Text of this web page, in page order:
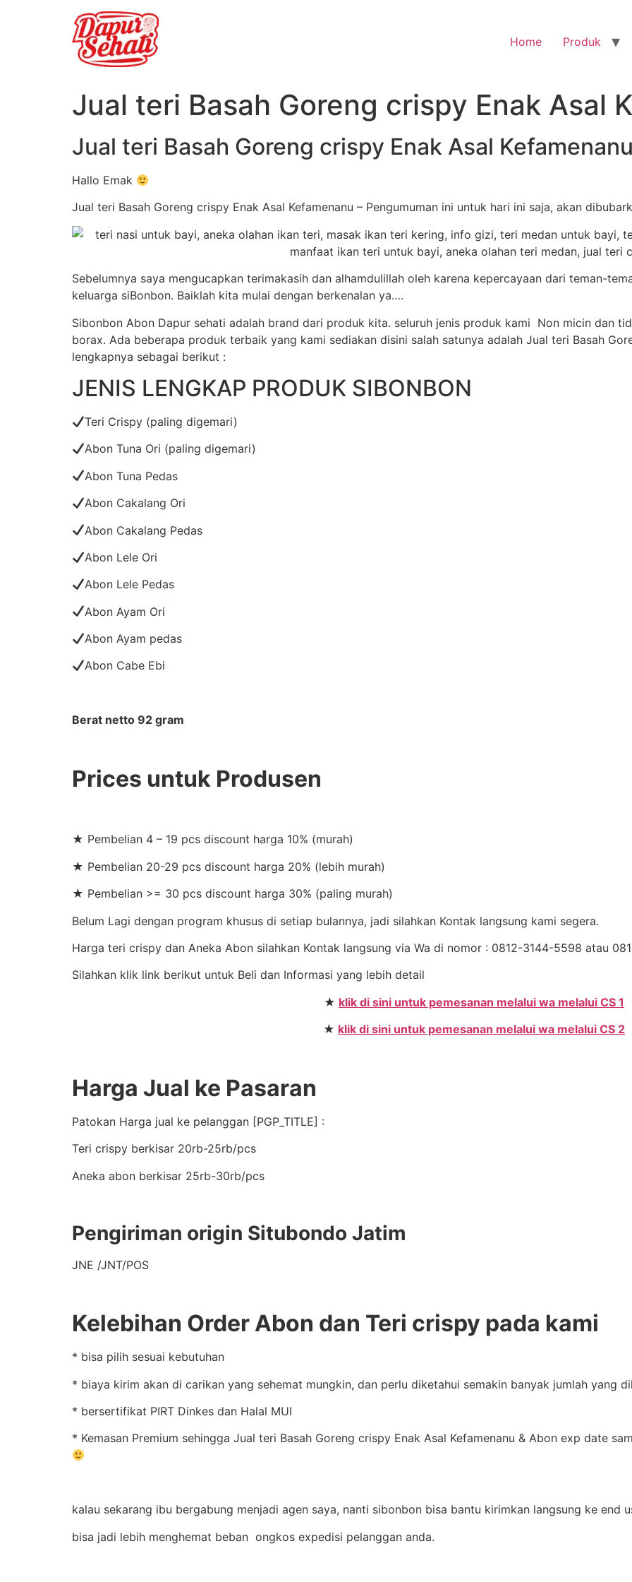
Home Produk
Jual teri Basah Goreng crispy Enak Asal
Jual teri Basah Goreng crispy Enak Asal Kefamenanu
Hallo Emak
Jual teri Basah Goreng crispy Enak Asal Kefamenanu – Pengumuman ini untuk hari ini saja, akan
Sebelumnya saya mengucapkan terimakasih dan alhamdulillah oleh karena kepercayaan dari teman-
keluarga siBonbon. Baiklah kita mulai dengan berkenalan ya….
Sibonbon Abon Dapur sehati adalah brand dari produk kita. seluruh jenis produk kami Non micin dan
borax. Ada beberapa produk terbaik yang kami sediakan disini salah satunya adalah Jual teri Basah
lengkapnya sebagai berikut :
JENIS LENGKAP PRODUK SIBONBON
Teri Crispy (paling digemari)
Abon Tuna Ori (paling digemari)
Abon Tuna Pedas
Abon Cakalang Ori
Abon Cakalang Pedas
Abon Lele Ori
Abon Lele Pedas
Abon Ayam Ori
Abon Ayam pedas
Abon Cabe Ebi
Berat netto 92 gram
Prices untuk Produsen
★ Pembelian 4 – 19 pcs discount harga 10% (murah)
★ Pembelian 20-29 pcs discount harga 20% (lebih murah)
★ Pembelian >= 30 pcs discount harga 30% (paling murah)
Belum Lagi dengan program khusus di setiap bulannya, jadi silahkan Kontak langsung kami segera.
Harga teri crispy dan Aneka Abon silahkan Kontak langsung via Wa di nomor : 0812-3144-5598 atau
Silahkan klik link berikut untuk Beli dan Informasi yang lebih detail
★ klik di sini untuk pemesanan melalui wa melalui CS 1
★ klik di sini untuk pemesanan melalui wa melalui CS 2
Harga Jual ke Pasaran
Patokan Harga jual ke pelanggan [PGP_TITLE] :
Teri crispy berkisar 20rb-25rb/pcs
Aneka abon berkisar 25rb-30rb/pcs
Pengiriman origin Situbondo Jatim
JNE /JNT/POS
Kelebihan Order Abon dan Teri crispy pada kami
* bisa pilih sesuai kebutuhan
* biaya kirim akan di carikan yang sehemat mungkin, dan perlu diketahui semakin banyak jumlah yang
* bersertifikat PIRT Dinkes dan Halal MUI
* Kemasan Premium sehingga Jual teri Basah Goreng crispy Enak Asal Kefamenanu & Abon exp date
kalau sekarang ibu bergabung menjadi agen saya, nanti sibonbon bisa bantu kirimkan langsung ke end
bisa jadi lebih menghemat beban ongkos expedisi pelanggan anda.